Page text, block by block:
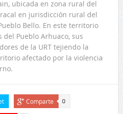
ubicada en zona rural del
en jurisdicción rural del
Bello. En este territorio
Pueblo Arhuaco, sus
de la URT tejiendo la
afectado por la violencia
Comparte 0